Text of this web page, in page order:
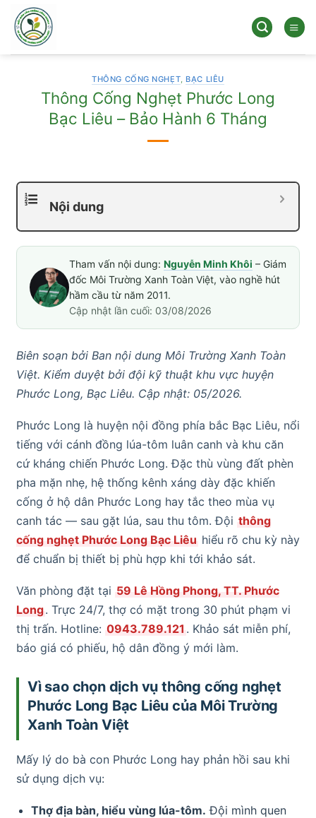
qua
dung
THÔNG CỐNG NGHẸT, BẠC LIÊU
Thông Cống Nghẹt Phước Long
Bạc Liêu – Bảo Hành 6 Tháng
Nội dung
Tham vấn nội dung: Nguyễn Minh Khôi – Giám
đốc Môi Trường Xanh Toàn Việt, vào nghề hút
hầm cầu từ năm 2011.
Cập nhật lần cuối: 03/08/2026
Biên soạn bởi Ban nội dung Môi Trường Xanh Toàn
Việt. Kiểm duyệt bởi đội kỹ thuật khu vực huyện
Phước Long, Bạc Liêu. Cập nhật: 05/2026.
Phước Long là huyện nội đồng phía bắc Bạc Liêu, nổi
tiếng với cánh đồng lúa-tôm luân canh và khu căn
cứ kháng chiến Phước Long. Đặc thù vùng đất phèn
pha mặn nhẹ, hệ thống kênh xáng dày đặc khiến
cống ở hộ dân Phước Long hay tắc theo mùa vụ
canh tác — sau gặt lúa, sau thu tôm. Đội thông
cống nghẹt Phước Long Bạc Liêu hiểu rõ chu kỳ này
để chuẩn bị thiết bị phù hợp khi tới khảo sát.
Văn phòng đặt tại 59 Lê Hồng Phong, TT. Phước
Long. Trực 24/7, thợ có mặt trong 30 phút phạm vi
thị trấn. Hotline: 0943.789.121 . Khảo sát miễn phí,
báo giá có phiếu, hộ dân đồng ý mới làm.
Vì sao chọn dịch vụ thông cống nghẹt
Phước Long Bạc Liêu của Môi Trường
Xanh Toàn Việt
Mấy lý do bà con Phước Long hay phản hồi sau khi
sử dụng dịch vụ:
Thợ địa bàn, hiểu vùng lúa-tôm. Đội mình quen